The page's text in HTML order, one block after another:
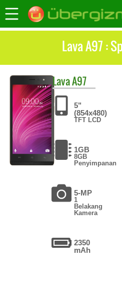
Lava A97 :
LavaA97
5"
(854x480)
TFT LCD
1GB
8GB
Penyimpanan
5-MP
1
Belakang
Kamera
2350
mAh